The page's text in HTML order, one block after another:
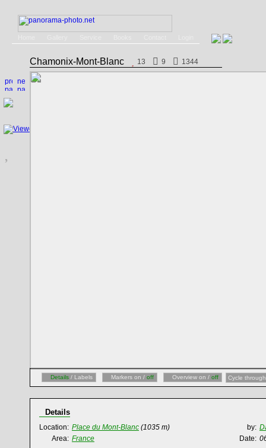
Chamonix-Mont-Blanc 13 9 1344
Details / Labels Markers on / off Overview on / off Cycle
Details
Location: Place du Mont-Blanc (1035 m) by:
Area: France Date: